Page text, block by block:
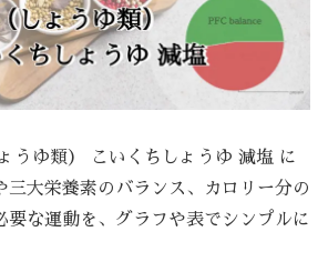
うゆ類） こいくちしょうゆ 減塩 に
三大栄養素のバランス、カロリー分の
要な運動を、グラフや表でシンプルに